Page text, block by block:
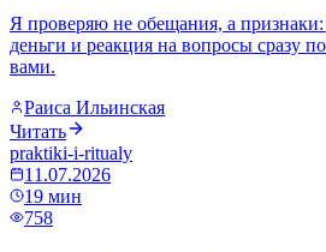
Я проверяю не обещания, а признаки:
деньги и реакция на вопросы сразу
вами.
Раиса Ильинская
Читать
praktiki-i-ritualy
11.07.2026
19 мин
758